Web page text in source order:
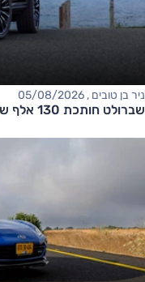
ניר בן טובים , 05/08/2026
שברולט חותכת 130 אלף שקל ממחיר הטאהו